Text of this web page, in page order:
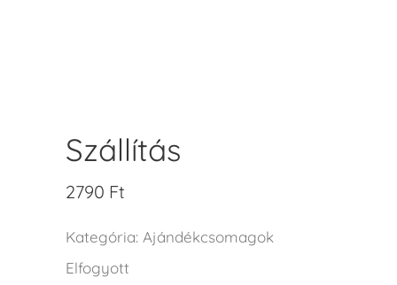
Szállítás
2790 Ft
Kategória: Ajándékcsomagok
Elfogyott